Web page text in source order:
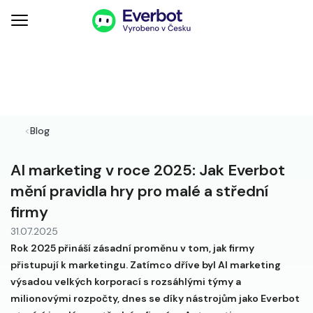
<Blog
AI marketing v roce 2025: Jak Everbot
mění pravidla hry pro malé a střední
firmy
31.07.2025
Rok 2025 přináší zásadní proměnu v tom, jak firmy
přistupují k marketingu. Zatímco dříve byl AI marketing
výsadou velkých korporací s rozsáhlými týmy a
milionovými rozpočty, dnes se díky nástrojům jako Everbot